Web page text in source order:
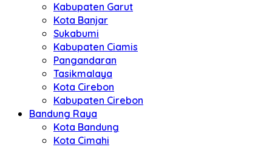
Kabupaten Garut
Kota Banjar
Sukabumi
Kabupaten Ciamis
Pangandaran
Tasikmalaya
Kota Cirebon
Kabupaten Cirebon
Bandung Raya
Kota Bandung
Kota Cimahi